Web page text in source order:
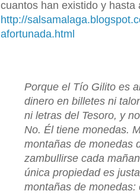
cuantos han existido y
http://
afortunada.html
Porque el Tío Gilito es
dinero en billetes ni
ni letras del Tesoro, y
No. Él tiene monedas.
montañas de monedas
zambullirse cada
única propiedad es
montañas de monedas: